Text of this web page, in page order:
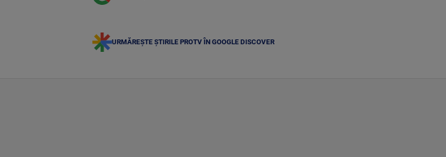
URMĂREȘTE ȘTIRILE PROTV ÎN GOOGLE DISCOVER